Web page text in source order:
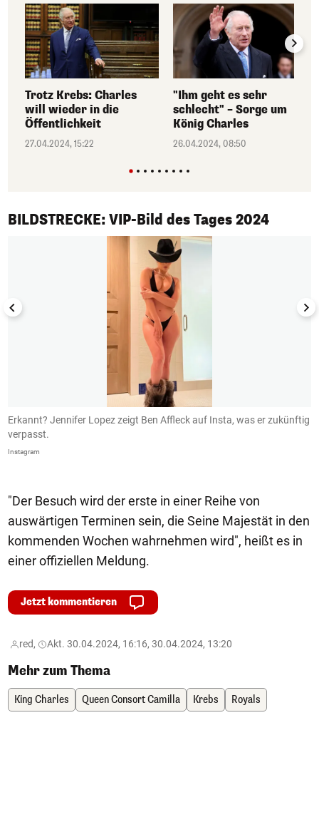
Trotz Krebs: Charles
will wieder in die
Öffentlichkeit
27.04.2024, 15:22
"Ihm geht es sehr
schlecht" – Sorge um
König Charles
26.04.2024, 08:50
BILDSTRECKE: VIP-Bild des Tages 2024
1/50
Erkannt? Jennifer Lopez zeigt Ben Affleck auf Insta, was er zukünftig
verpasst.
Instagram
"Der Besuch wird der erste in einer Reihe von
auswärtigen Terminen sein, die Seine Majestät in den
kommenden Wochen wahrnehmen wird", heißt es in
einer offiziellen Meldung.
Jetzt kommentieren
red, Akt. 30.04.2024, 16:16, 30.04.2024, 13:20
Mehr zum Thema
King Charles Queen Consort Camilla Krebs Royals